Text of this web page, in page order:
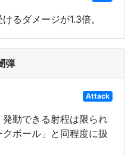
るダメージが1.3倍。
弾
Attack
動できる射程は限られ
ボール」と同程度に扱